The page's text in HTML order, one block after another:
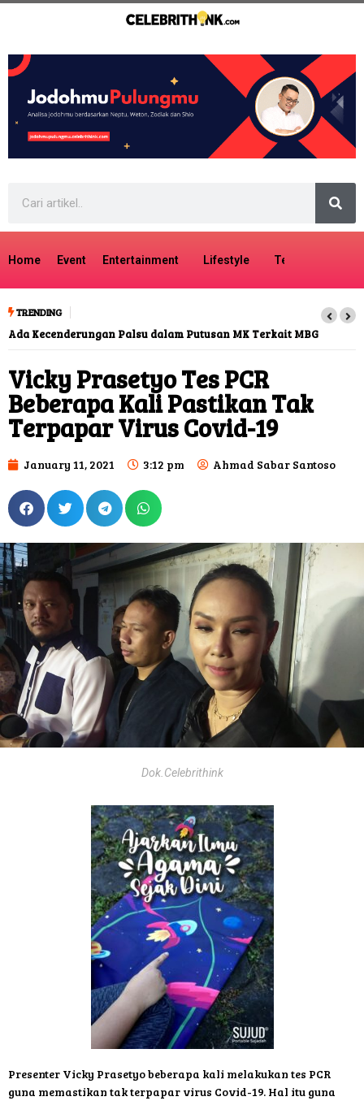
Home Event Entertainment Lifestyle Tech
TRENDING
Ada Kecenderungan Palsu dalam Putusan MK Terkait MBG
Vicky Prasetyo Tes PCR
Beberapa Kali Pastikan Tak
Terpapar Virus Covid-19
January 11, 2021 3:12 pm Ahmad Sabar Santoso
Dok.Celebrithink
Presenter Vicky Prasetyo beberapa kali melakukan tes PCR
guna memastikan tak terpapar virus Covid-19. Hal itu guna